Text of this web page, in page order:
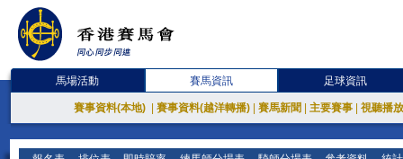
馬場活動 賽馬資訊 足球資訊
賽事資料(本地) 賽事資料(越洋轉播) 賽馬新聞 主要賽事 視聽播